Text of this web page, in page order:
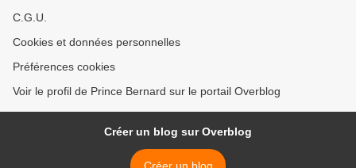
C.G.U.
Cookies et données personnelles
Préférences cookies
Voir le profil de Prince Bernard sur le portail Overblog
Créer un blog sur Overblog